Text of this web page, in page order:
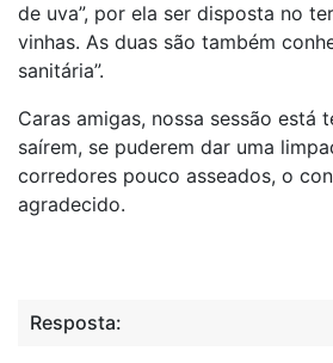
de uva”, por ela ser disposta no
vinhas. As duas são também
sanitária”.
Caras amigas, nossa sessão está
saírem, se puderem dar uma
corredores pouco asseados, o
agradecido.
Resposta: